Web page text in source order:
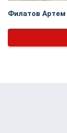
Филатов Артем